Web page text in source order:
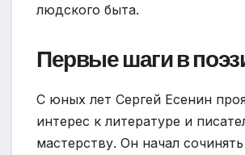
людского быта.
Первые шаги в
С юных лет Сергей Есенин
интерес к литературе и
мастерству. Он начал